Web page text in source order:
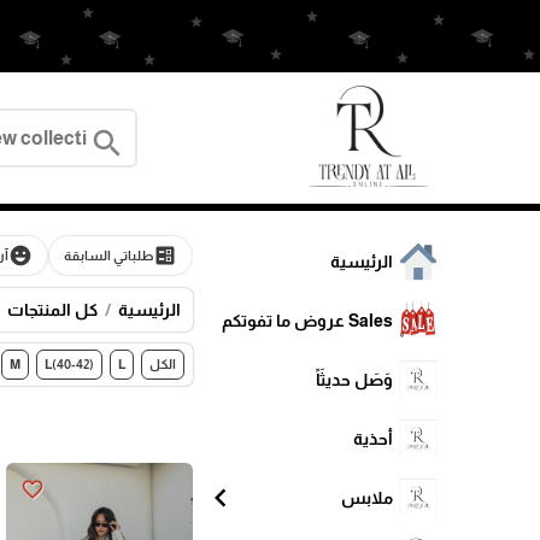
search
الرئيسية
Sales عروض ما تفوتكم
وَصَل حديثَاً
أحذية
ملابس chevron_left
ballotطلباتي السابقة emoji_emotions
الرئيسية كل المنتجات
الكل L
L(40-42)
M
favorite_border